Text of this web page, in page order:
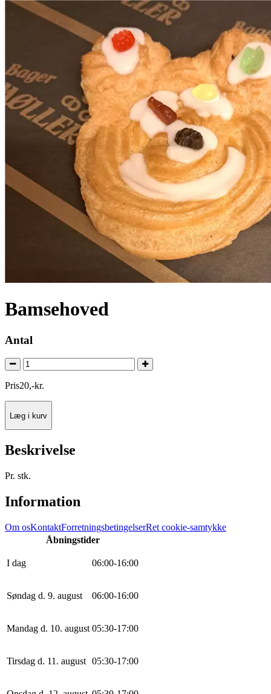
Bamsehoved
Antal
Pris20,-kr.
Læg i kurv
Beskrivelse
Pr. stk.
Information
Om osKontaktForretningsbetingelserRet cookie-samtykke
Åbningstider
I dag 06:00-16:00
Søndag d. 9. august 06:00-16:00
Mandag d. 10. august 05:30-17:00
Tirsdag d. 11. august 05:30-17:00